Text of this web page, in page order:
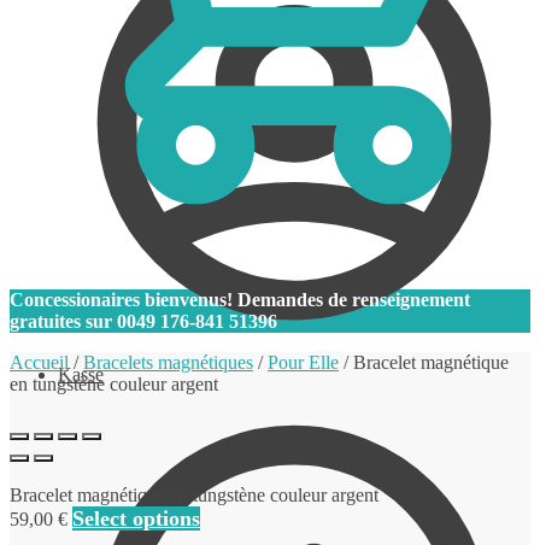
Kasse
Concessionaires bienvenus! Demandes de renseignement
gratuites sur 0049 176-841 51396
Accueil /Bracelets magnétiques /Pour Elle /Bracelet magnétique
en tungstène couleur argent
Bracelet magnétique en tungstène couleur argent
59,00 € Select options